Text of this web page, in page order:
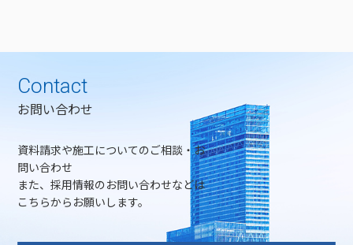
Contact
お問い合わせ
資料請求や施工についてのご相談・お
問い合わせ
また、採用情報のお問い合わせなどは
こちらからお願いします。